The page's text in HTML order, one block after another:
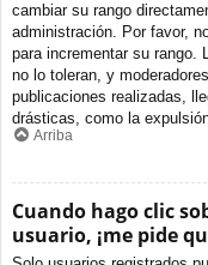
cambiar su rango
administración. Por favor,
para incrementar su rango.
no lo toleran, y
publicaciones realizadas,
drásticas, como la
Arriba
Cuando hago clic
usuario, ¡me pide